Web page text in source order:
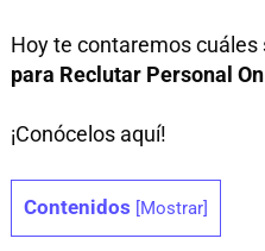
Hoy te contaremos cuáles
para Reclutar Personal
¡Conócelos aquí!
Contenidos [Mostrar]